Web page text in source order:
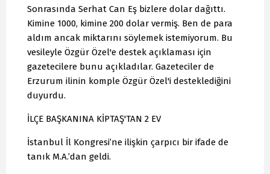
Sonrasında Serhat Can Eş bizlere dolar dağıttı.
Kimine 1000, kimine 200 dolar vermiş. Ben de para
aldım ancak miktarını söylemek istemiyorum. Bu
vesileyle Özgür Özel'e destek açıklaması için
gazetecilere bunu açıkladılar. Gazeteciler de
Erzurum ilinin komple Özgür Özel'i desteklediğini
duyurdu.
İLÇE BAŞKANINA KİPTAŞ'TAN 2 EV
İstanbul İl Kongresi’ne ilişkin çarpıcı bir ifade de
tanık M.A.’dan geldi.